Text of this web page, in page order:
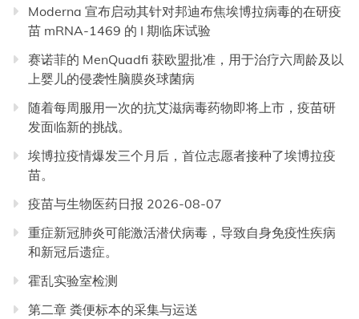
Moderna 宣布启动其针对邦迪布焦埃博拉病毒的在研疫
苗 mRNA-1469 的 I 期临床试验
赛诺菲的 MenQuadfi 获欧盟批准，用于治疗六周龄及以
上婴儿的侵袭性脑膜炎球菌病
随着每周服用一次的抗艾滋病毒药物即将上市，疫苗研
发面临新的挑战。
埃博拉疫情爆发三个月后，首位志愿者接种了埃博拉疫
苗。
疫苗与生物医药日报 2026-08-07
重症新冠肺炎可能激活潜伏病毒，导致自身免疫性疾病
和新冠后遗症。
霍乱实验室检测
第二章 粪便标本的采集与运送